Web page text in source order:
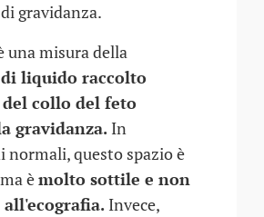
gravidanza.
una misura della
liquido raccolto
collo del feto
gravidanza. In
normali, questo spazio è
èmolto sottile e non
Invece,